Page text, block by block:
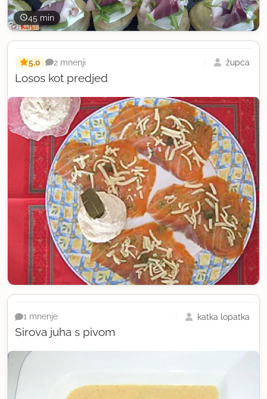
45 min
Losos kot predjed
5,0 2 mnenji župca
Sirova juha s pivom
1 mnenje katka lopatka